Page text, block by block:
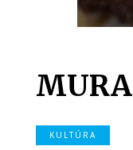
KULTÚRA